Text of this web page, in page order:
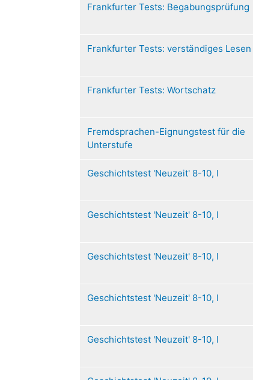
Frankfurter Tests: Begabungsprüfung
Frankfurter Tests: verständiges Lesen
Frankfurter Tests: Wortschatz
Fremdsprachen-Eignungstest für die
Unterstufe
Geschichtstest 'Neuzeit' 8-10, I
Geschichtstest 'Neuzeit' 8-10, I
Geschichtstest 'Neuzeit' 8-10, I
Geschichtstest 'Neuzeit' 8-10, I
Geschichtstest 'Neuzeit' 8-10, I